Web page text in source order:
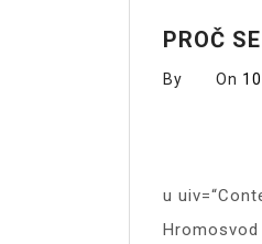
PROČ
By On
u